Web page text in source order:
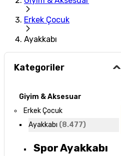
Erkek Çocuk
Ayakkabı
Kategoriler
Giyim & Aksesuar
Erkek Çocuk
Ayakkabı (8.477)
Spor Ayakkabı